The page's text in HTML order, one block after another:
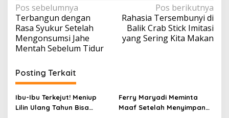
N
a
v
i
g
a
s
i
Pos sebelumnya
Terbangun dengan
Rasa Syukur Setelah
Mengonsumsi Jahe
Mentah Sebelum Tidur
Pos berikutnya
Rahasia Tersembunyi di
Balik Crab Stick Imitasi
yang Sering Kita Makan
Posting Terkait
Ibu-Ibu Terkejut! Meniup
Lilin Ulang Tahun Bisa
Ferry Maryadi Meminta
Maaf Setelah Menyimpan